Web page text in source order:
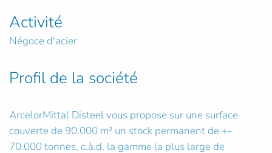
Activité
Négoce d'acier
Profil de la société
ArcelorMittal Disteel vous propose sur une surface
couverte de 90.000 m² un stock permanent de +-
70.000 tonnes, c.à.d. la gamme la plus large de